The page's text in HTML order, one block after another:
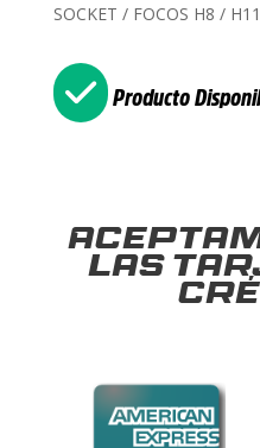
SOCKET / FOCOS H8 /
Producto
las